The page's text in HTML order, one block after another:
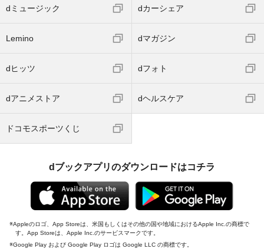
dミュージック dカーシェア
Lemino dマガジン
dヒッツ dフォト
dアニメストア dヘルスケア
ドコモスポーツくじ
dブックアプリのダウンロードはコチラ
Appleのロゴ、App Storeは、米国もしくはその他の国や地域におけるApple Inc.の商標で
す。App Storeは、Apple Inc.のサービスマークです。
Google Play および Google Play ロゴは Google LLC の商標です。